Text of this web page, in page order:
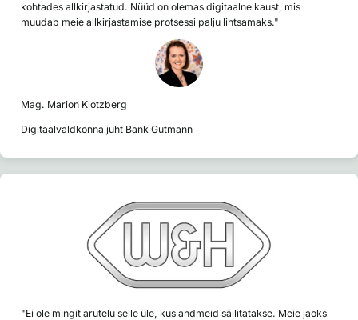
kohtades allkirjastatud. Nüüd on olemas digitaalne kaust, mis
muudab meie allkirjastamise protsessi palju lihtsamaks."
Mag. Marion Klotzberg
Digitaalvaldkonna juht Bank Gutmann
"Ei ole mingit arutelu selle üle, kus andmeid säilitatakse. Meie jaoks